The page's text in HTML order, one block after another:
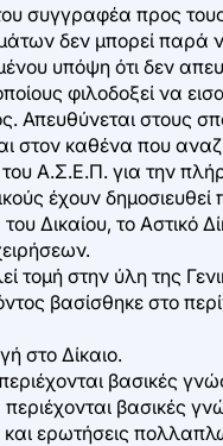
συγγραφέα προς
δεν μπορεί παρά
υπόψη ότι δεν
φιλοδοξεί να
Απευθύνεται
καθένα που
Α.Σ.Ε.Π. για την
έχουν
Δικαίου, το
στην ύλη της
βασίσθηκε στο
στο Δίκαιο.
βασικές
βασικές
και ερωτήσεις